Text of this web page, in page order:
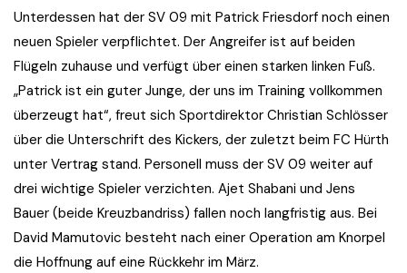
Unterdessen hat der SV 09 mit Patrick Friesdorf noch einen
neuen Spieler verpflichtet. Der Angreifer ist auf beiden
Flügeln zuhause und verfügt über einen starken linken Fuß.
„Patrick ist ein guter Junge, der uns im Training vollkommen
überzeugt hat“, freut sich Sportdirektor Christian Schlösser
über die Unterschrift des Kickers, der zuletzt beim FC Hürth
unter Vertrag stand. Personell muss der SV 09 weiter auf
drei wichtige Spieler verzichten. Ajet Shabani und Jens
Bauer (beide Kreuzbandriss) fallen noch langfristig aus. Bei
David Mamutovic besteht nach einer Operation am Knorpel
die Hoffnung auf eine Rückkehr im März.